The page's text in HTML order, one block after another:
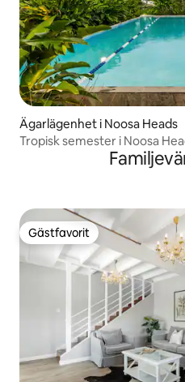
Ägarlägenhet i Noosa Heads
Tropisk semester i Noosa
Gästfavorit
Gästfavorit